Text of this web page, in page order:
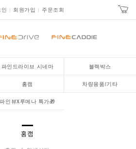
회원가입 주문조회
파인드라이브 시네마 블랙박스
홈캠 차량용품/기타
파인뷰X루메나 특가🎁
홈캠